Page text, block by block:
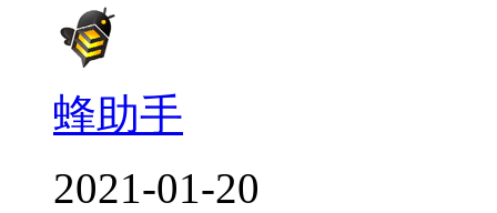
蜂助手
2021-01-20